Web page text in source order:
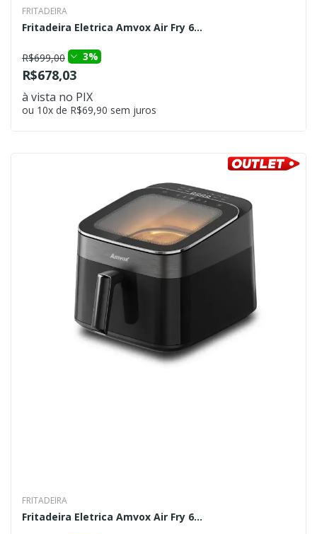
FRITADEIRA
Fritadeira Eletrica Amvox Air Fry 6...
R$699,00 3%
R$678,03
à vista no PIX
ou 10x de R$69,90 sem juros
FRITADEIRA
Fritadeira Eletrica Amvox Air Fry 6...